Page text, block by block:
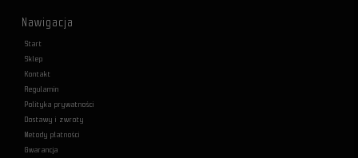
Nawigacja
Start
Sklep
Kontakt
Regulamin
Polityka prywatności
Dostawy i zwroty
Metody płatności
Gwarancja